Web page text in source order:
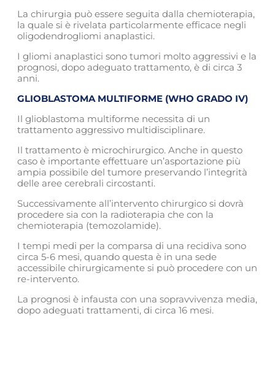
La chirurgia può essere seguita dalla chemioterapia,
la quale si è rivelata particolarmente efficace negli
oligodendrogliomi anaplastici.
I gliomi anaplastici sono tumori molto aggressivi e la
prognosi, dopo adeguato trattamento, è di circa 3
anni.
GLIOBLASTOMA MULTIFORME (WHO GRADO IV)
Il glioblastoma multiforme necessita di un
trattamento aggressivo multidisciplinare.
Il trattamento è microchirurgico. Anche in questo
caso è importante effettuare un’asportazione più
ampia possibile del tumore preservando l’integrità
delle aree cerebrali circostanti.
Successivamente all’intervento chirurgico si dovrà
procedere sia con la radioterapia che con la
chemioterapia (temozolamide).
I tempi medi per la comparsa di una recidiva sono
circa 5-6 mesi, quando questa è in una sede
accessibile chirurgicamente si può procedere con un
re-intervento.
La prognosi è infausta con una sopravvivenza media,
dopo adeguati trattamenti, di circa 16 mesi.